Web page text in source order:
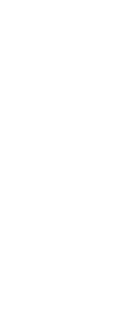
たい】
たい】